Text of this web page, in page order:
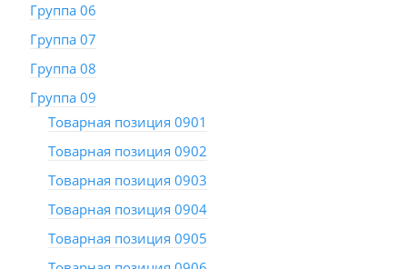
Группа 06
Группа 07
Группа 08
Группа 09
Товарная позиция 0901
Товарная позиция 0902
Товарная позиция 0903
Товарная позиция 0904
Товарная позиция 0905